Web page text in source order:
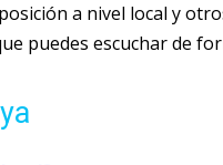
a nivel local y
puedes escuchar de